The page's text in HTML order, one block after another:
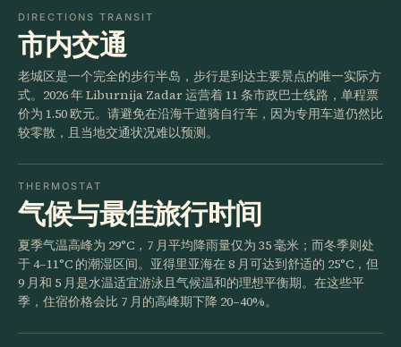
DIRECTIONS TRANSIT
市内交通
老城区是一个完全的步行半岛，步行是到达主要景点的唯一实际方
式。2026 年 Liburnija Zadar 运营着 11 条市政巴士线路，单程票
价为 1.50 欧元。请避免在沿海干道骑自行车，因为专用车道仍然比
较零散，且当地交通状况难以预测。
THERMOSTAT
气候与最佳旅行时间
夏季气温高峰为 29°C，7 月平均降雨量仅为 35 毫米；而冬季则处
于 4–11°C 的潮湿区间。亚得里亚海在 8 月可达到舒适的 25°C，但
9 月和 5 月是水温适宜游泳且气候温和的理想平衡期。在这些平
季，住宿价格会比 7 月的高峰期下降 20–40%。